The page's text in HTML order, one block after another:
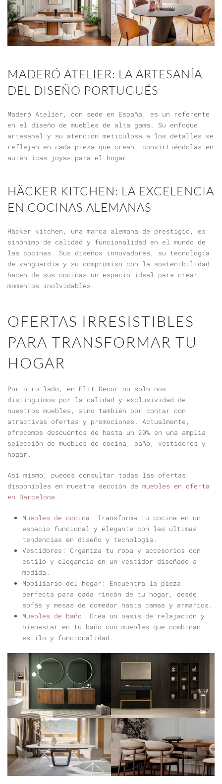
MADERÓ ATELIER: LA ARTESANÍA
DEL DISEÑO PORTUGUÉS
Maderó Atelier, con sede en España, es un referente
en el diseño de muebles de alta gama. Su enfoque
artesanal y su atención meticulosa a los detalles se
reflejan en cada pieza que crean, convirtiéndolas en
auténticas joyas para el hogar.
HÄCKER KITCHEN: LA EXCELENCIA
EN COCINAS ALEMANAS
Häcker kitchen, una marca alemana de prestigio, es
sinónimo de calidad y funcionalidad en el mundo de
las cocinas. Sus diseños innovadores, su tecnología
de vanguardia y su compromiso con la sostenibilidad
hacen de sus cocinas un espacio ideal para crear
momentos inolvidables.
OFERTAS IRRESISTIBLES
PARA TRANSFORMAR TU
HOGAR
Por otro lado, en Elit Decor no solo nos
distinguimos por la calidad y exclusividad de
nuestros muebles, sino también por contar con
atractivas ofertas y promociones. Actualmente,
ofrecemos descuentos de hasta un 20% en una amplia
selección de muebles de cocina, baño, vestidores y
hogar.
Así mismo, puedes consultar todas las ofertas
disponibles en nuestra sección de muebles en oferta
en Barcelona
Muebles de cocina :
Transforma tu cocina en un
espacio funcional y elegante con las últimas
tendencias en diseño y tecnología.
Vestidores:
Organiza tu ropa y accesorios con
estilo y elegancia en un vestidor diseñado a
medida.
Mobiliario del hogar:
Encuentra la pieza
perfecta para cada rincón de tu hogar, desde
sofás y mesas de comedor hasta camas y armarios.
Muebles de baño :
Crea un oasis de relajación y
bienestar en tu baño con muebles que combinan
estilo y funcionalidad.